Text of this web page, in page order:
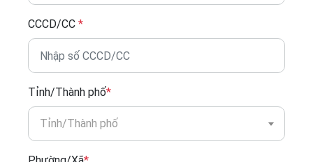
CCCD/CC *
Tỉnh/Thành phố*
Tỉnh/Thành phố